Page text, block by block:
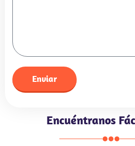
Encuéntranos
Enviar